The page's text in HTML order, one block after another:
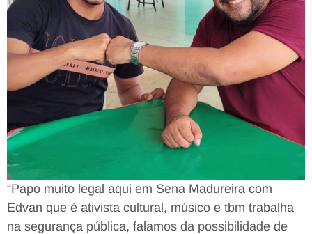
“Papo muito legal aqui em Sena Madureira com
Edvan que é ativista cultural, músico e tbm trabalha
na segurança pública, falamos da possibilidade de